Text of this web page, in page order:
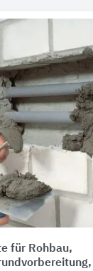
für Rohbau,